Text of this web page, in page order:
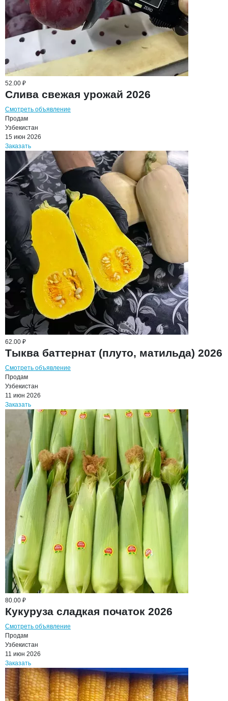
52.00 ₽
Слива свежая урожай 2026
Смотреть объявление
Продам
Узбекистан
15 июн 2026
Заказать
62.00 ₽
Тыква баттернат (плуто, матильда) 2026
Смотреть объявление
Продам
Узбекистан
11 июн 2026
Заказать
80.00 ₽
Кукуруза сладкая початок 2026
Смотреть объявление
Продам
Узбекистан
11 июн 2026
Заказать